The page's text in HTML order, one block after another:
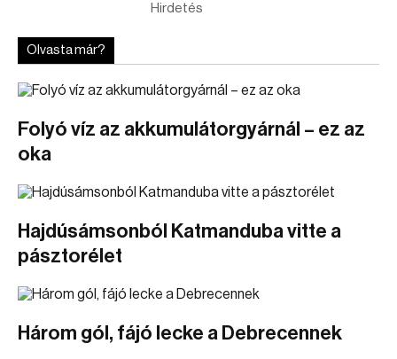
Hirdetés
Olvasta már?
Folyó víz az akkumulátorgyárnál – ez az
oka
Hajdúsámsonból Katmanduba vitte a
pásztorélet
Három gól, fájó lecke a Debrecennek